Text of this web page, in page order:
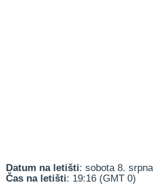
Datum na letišti: sobota 8.
Čas na letišti: 19:16 (GMT 0)